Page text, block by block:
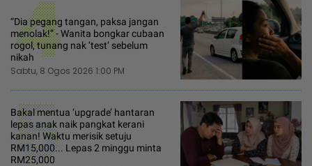
4
“Dia pegang tangan, paksa jangan
menolak!” - Wanita bongkar cubaan
rogol, tunang nak ’test’ sebelum
nikah
Sabtu, 8 Ogos 2026 1:00 PM
5
Bakal mentua ‘upgrade’ hantaran
lepas anak naik pangkat kerani
kanan! Waktu merisik setuju
RM15,000... Lepas 2 minggu minta
RM25,000